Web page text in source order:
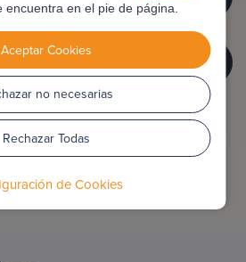
en el pie de página.
Aceptar Cookies
no necesarias
Rechazar Todas
de Cookies